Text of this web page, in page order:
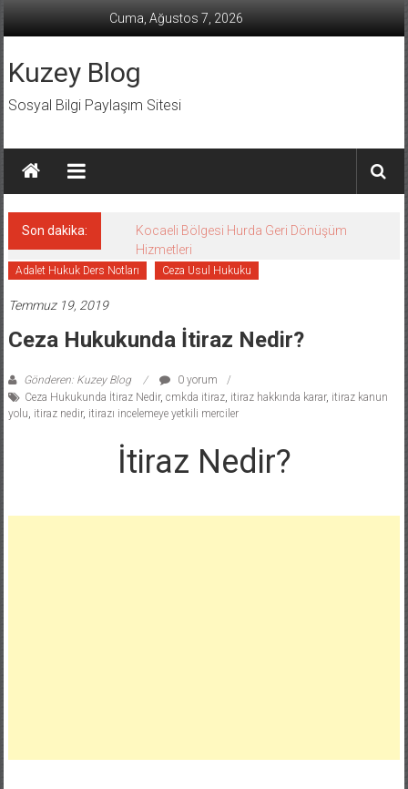
Cuma, Ağustos 7, 2026
Kuzey Blog
Sosyal Bilgi Paylaşım Sitesi
Son dakika:
Kocaeli Bölgesi Hurda Geri Dönüşüm
Hizmetleri
Adalet Hukuk Ders Notları Ceza Usul Hukuku
Temmuz 19, 2019
Ceza Hukukunda İtiraz Nedir?
Gönderen: Kuzey Blog
0 yorum
Ceza Hukukunda İtiraz Nedir, cmkda itiraz, itiraz hakkında karar, itiraz kanun
yolu, itiraz nedir, itirazı incelemeye yetkili merciler
İtiraz Nedir?